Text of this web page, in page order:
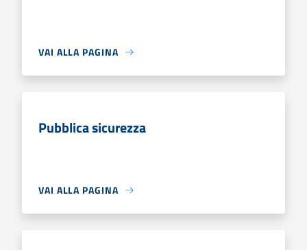
VAI ALLA PAGINA
Pubblica sicurezza
VAI ALLA PAGINA